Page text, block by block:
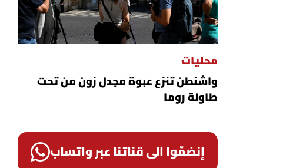
محليات
واشنطن تنزع عبوة مجدل زون من تحت
طاولة روما
إنضمّوا الى قناتنا عبر واتساب